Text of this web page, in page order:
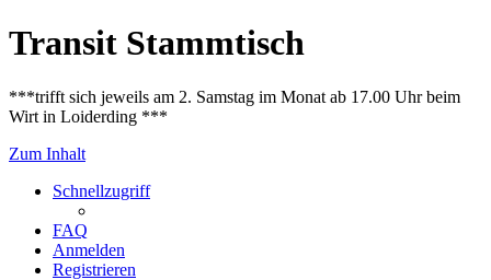
Transit Stammtisch
***trifft sich jeweils am 2. Samstag im Monat ab 17.00 Uhr beim
Wirt in Loiderding ***
Zum Inhalt
Schnellzugriff
FAQ
Anmelden
Registrieren